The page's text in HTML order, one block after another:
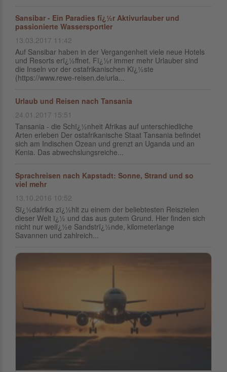
Sansibar - Ein Paradies fï¿½r Aktivurlauber und
passionierte Wassersportler
13.03.2017 11:42
Auf Sansibar haben in der Vergangenheit viele neue Hotels
und Resorts erï¿½ffnet. Fï¿½r immer mehr Urlauber sind
die Inseln vor der ostafrikanischen Kï¿½ste
(https://www.rewe-reisen.de/urla...
Urlaub und Reisen nach Tansania
24.01.2017 15:51
Tansania - die Schï¿½nheit Afrikas auf unterschiedliche
Arten erleben Der ostafrikanische Staat Tansania befindet
sich am Indischen Ozean und grenzt an Uganda und an
Kenia. Das abwechslungsreiche...
Sprachreisen nach Kapstadt: Sonne, Strand und so
viel mehr
13.10.2016 10:52
Sï¿½dafrika zï¿½hlt zu einem der beliebtesten Reiszielen
dieser Welt ï¿½ und das aus gutem Grund. Hier finden sich
nicht nur weiï¿½e Sandstrï¿½nde, kilometerlange
Savannen und zahlreich...